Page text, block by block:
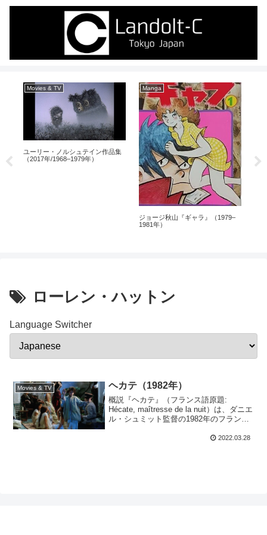
Movies & TV
ユーリー・ノルシュテイン作品集
（2017年/1968–1979年）
Manga
ジョージ秋山『ギャラ』（1979–
1981年）
矢
ローレン・ハットン
Language Switcher
Movies & TV ヘカテ（1982年）
概説『ヘカテ』（フランス語原題:
Hécate, maîtresse de la nuit）は、ダニエ
ル・シュミット監督の1982年のフラン
ール・モランの小説『ヘカテの犬たち
2022.03.28